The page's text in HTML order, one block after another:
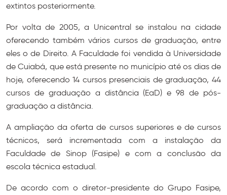
extintos posteriormente.
Por volta de 2005, a Unicentral se instalou na cidade
oferecendo também vários cursos de graduação, entre
eles o de Direito. A Faculdade foi vendida à Universidade
de Cuiabá, que está presente no município até os dias de
hoje, oferecendo 14 cursos presenciais de graduação, 44
cursos de graduação a distância (EaD) e 98 de pós-
graduação a distância.
A ampliação da oferta de cursos superiores e de cursos
técnicos, será incrementada com a instalação da
Faculdade de Sinop (Fasipe) e com a conclusão da
escola técnica estadual.
De acordo com o diretor-presidente do Grupo Fasipe,